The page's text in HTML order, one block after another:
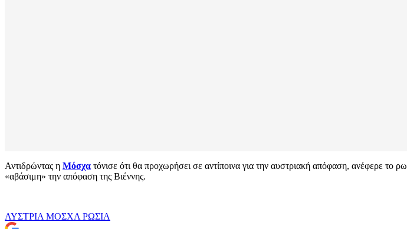
Αντιδρώντας η Μόσχα τόνισε ότι θα προχωρήσει σε αντίποινα για την αυστριακή απόφαση, ανέφερε
«αβάσιμη» την απόφαση της Βιέννης.
ΑΥΣΤΡΙΑ ΜΟΣΧΑ ΡΩΣΙΑ